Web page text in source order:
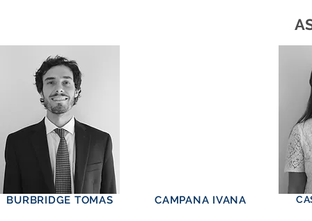
BURBRIDGE TOMAS CAMPANA IVANA
LUCIA BRANCA